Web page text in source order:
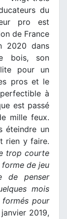
du
pro est
de France
2020 dans
bois, son
pour un
pros et le
à
est passé
mille feux.
éteindre un
rien y faire.
trop courte
de jeu
de penser
mois
pour
2019,